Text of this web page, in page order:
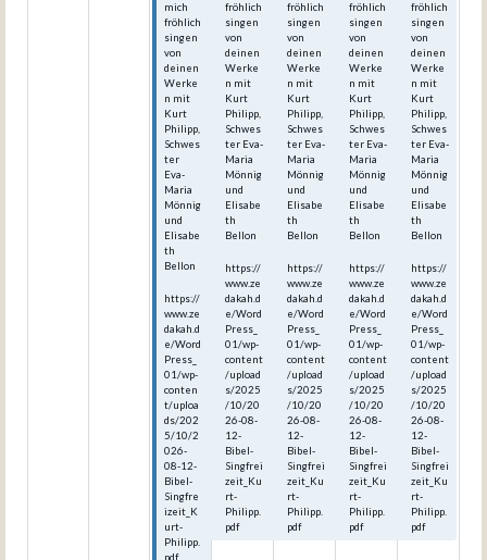
mich
fröhlich
singen
von
deinen
Werke
n mit
Kurt
Philipp,
Schwes
ter
Eva-
Maria
Mönnig
und
Elisabe
th
Bellon
https://
www.ze
dakah.d
e/Word
Press_
01/wp-
conten
t/uploa
ds/202
5/10/2
026-
08-12-
Bibel-
Singfre
izeit_K
urt-
Philipp.
pdf
fröhlich
singen
von
deinen
Werke
n mit
Kurt
Philipp,
Schwes
ter Eva-
Maria
Mönnig
und
Elisabe
th
Bellon
https://
www.ze
dakah.d
e/Word
Press_
01/wp-
content
/upload
s/2025
/10/20
26-08-
12-
Bibel-
Singfrei
zeit_Ku
rt-
Philipp.
pdf
fröhlich
singen
von
deinen
Werke
n mit
Kurt
Philipp,
Schwes
ter Eva-
Maria
Mönnig
und
Elisabe
th
Bellon
https://
www.ze
dakah.d
e/Word
Press_
01/wp-
content
/upload
s/2025
/10/20
26-08-
12-
Bibel-
Singfrei
zeit_Ku
rt-
Philipp.
pdf
fröhlich
singen
von
deinen
Werke
n mit
Kurt
Philipp,
Schwes
ter Eva-
Maria
Mönnig
und
Elisabe
th
Bellon
https://
www.ze
dakah.d
e/Word
Press_
01/wp-
content
/upload
s/2025
/10/20
26-08-
12-
Bibel-
Singfrei
zeit_Ku
rt-
Philipp.
pdf
fröhlich
singen
von
deinen
Werke
n mit
Kurt
Philipp,
Schwes
ter Eva-
Maria
Mönnig
und
Elisabe
th
Bellon
https://
www.ze
dakah.d
e/Word
Press_
01/wp-
content
/upload
s/2025
/10/20
26-08-
12-
Bibel-
Singfrei
zeit_Ku
rt-
Philipp.
pdf